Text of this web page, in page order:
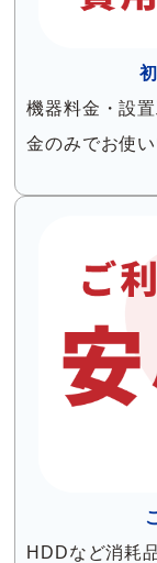
機器料金・設
金のみでお使
HDDなど消耗